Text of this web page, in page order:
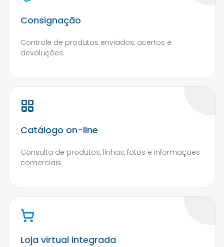
Consignação
Controle de produtos enviados, acertos e
devoluções.
Catálogo on-line
Consulta de produtos, linhas, fotos e informações
comerciais.
Loja virtual integrada